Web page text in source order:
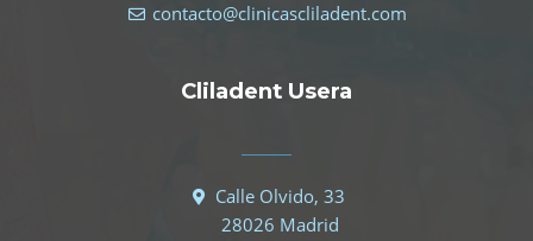
contacto@clinicascliladent.com
Cliladent Usera
Calle Olvido, 33
28026 Madrid